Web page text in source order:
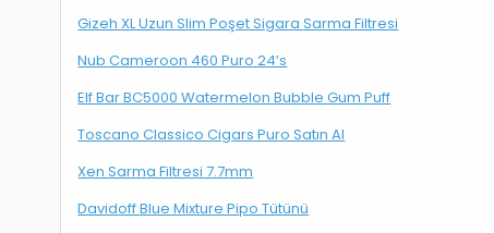
Gizeh XL Uzun Slim Poşet Sigara Sarma Filtresi
Nub Cameroon 460 Puro 24’s
Elf Bar BC5000 Watermelon Bubble Gum Puff
Toscano Classico Cigars Puro Satın Al
Xen Sarma Filtresi 7.7mm
Davidoff Blue Mixture Pipo Tütünü